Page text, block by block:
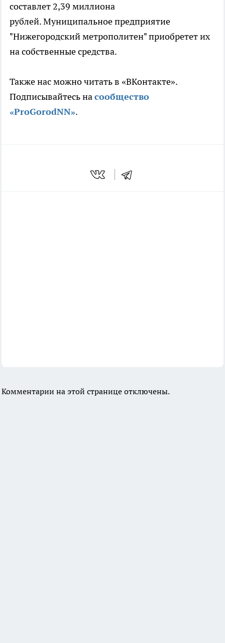
составлет 2,39 миллиона
рублей. Муниципальное предприятие
"Нижегородский метрополитен" приобретет их
на собственные средства.
Также нас можно читать в «ВКонтакте».
Подписывайтесь насообщество
«ProGorodNN».
Комментарии на этой странице отключены.